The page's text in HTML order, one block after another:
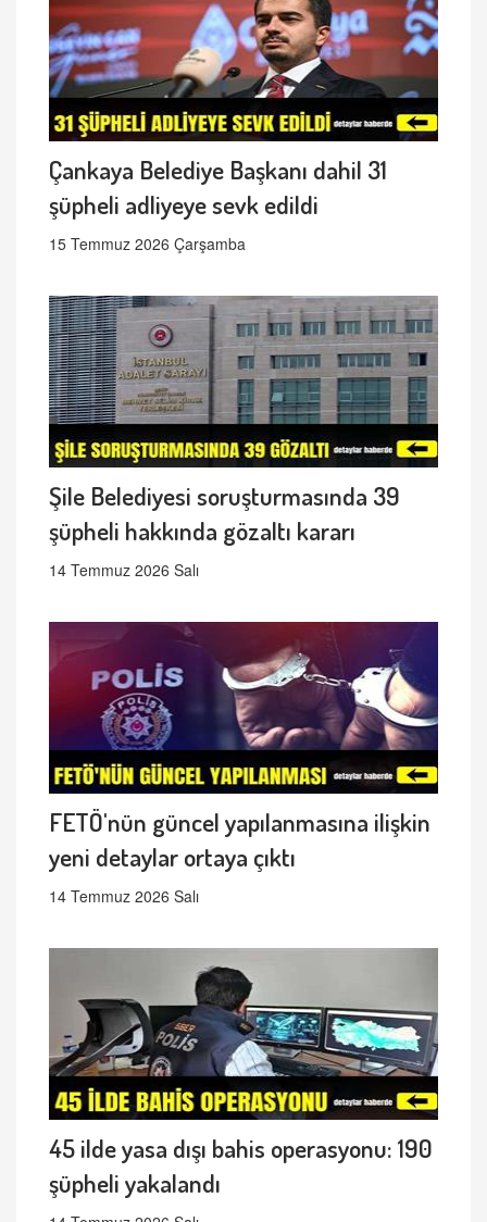
Çankaya Belediye Başkanı dahil 31
şüpheli adliyeye sevk edildi
15 Temmuz 2026 Çarşamba
Şile Belediyesi soruşturmasında 39
şüpheli hakkında gözaltı kararı
14 Temmuz 2026 Salı
FETÖ'nün güncel yapılanmasına ilişkin
yeni detaylar ortaya çıktı
14 Temmuz 2026 Salı
45 ilde yasa dışı bahis operasyonu: 190
şüpheli yakalandı